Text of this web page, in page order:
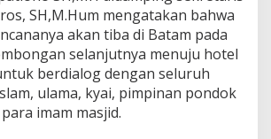
n
R
n
c
a
n
a
SH,M.Hum mengatakan bahwa
akan tiba di Batam pada
selanjutnya menuju hotel
berdialog dengan seluruh
ulama, kyai, pimpinan pondok
imam masjid.